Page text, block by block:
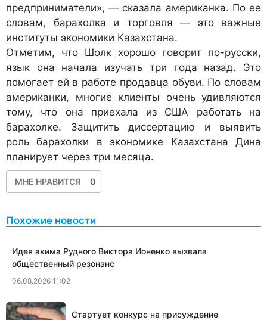
предприниматели», — сказала американка. По ее
словам, барахолка и торговля — это важные
институты экономики Казахстана.
Отметим, что Шолк хорошо говорит по-русски,
язык она начала изучать три года назад. Это
помогает ей в работе продавца обуви. По словам
американки, многие клиенты очень удивляются
тому, что она приехала из США работать на
барахолке. Защитить диссертацию и выявить
роль барахолки в экономике Казахстана Дина
планирует через три месяца.
МНЕ НРАВИТСЯ 0
Похожие новости
Идея акима Рудного Виктора Ионенко вызвала
общественный резонанс
06.08.2026 11:02
Стартует конкурс на присуждение